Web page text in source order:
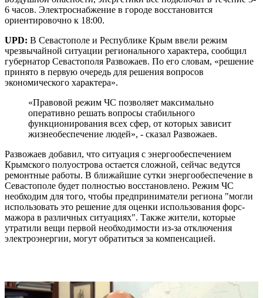
6 часов. Электроснабжение в городе восстановится
ориентировочно к 18:00.
UPD: В Севастополе и Республике Крым ввели режим
чрезвычайной ситуации регионального характера, сообщил
губернатор Севастополя Развожаев. По его словам, «решение
принято в первую очередь для решения вопросов
экономического характера».
«Правовой режим ЧС позволяет максимально
оперативно решать вопросы стабильного
функционирования всех сфер, от которых зависит
жизнеобеспечение людей», - сказал Развожаев.
Развожаев добавил, что ситуация с энергообеспечением
Крымского полуострова остается сложной, сейчас ведутся
ремонтные работы. В ближайшие сутки энергообеспечение в
Севастополе будет полностью восстановлено. Режим ЧС
необходим для того, чтобы предприниматели региона "могли
использовать это решение для оценки использования форс-
мажора в различных ситуациях". Также жители, которые
утратили вещи первой необходимости из-за отключения
электроэнергии, могут обратиться за компенсацией.